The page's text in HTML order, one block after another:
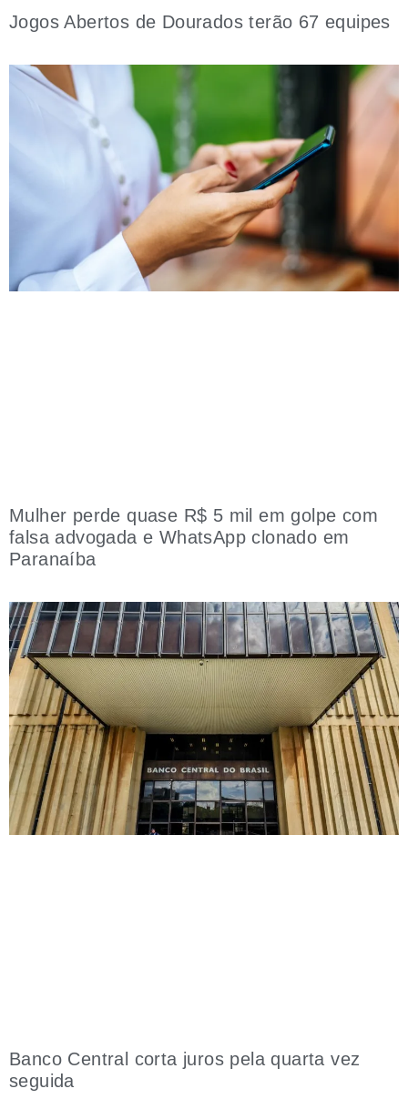
Jogos Abertos de Dourados terão 67 equipes
Mulher perde quase R$ 5 mil em golpe com
falsa advogada e WhatsApp clonado em
Paranaíba
Banco Central corta juros pela quarta vez
seguida